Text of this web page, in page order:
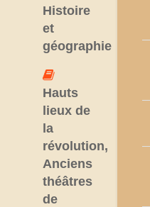
Histoire
et
géographie
Hauts
lieux de
la
révolution,
Anciens
théâtres
de